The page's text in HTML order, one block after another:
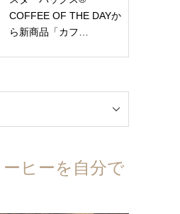
COFFEE OF THE DAYか
ら新商品「カフ…
ヒーを自分で